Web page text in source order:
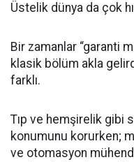
Üstelik dünya da çok
Bir zamanlar “garanti
klasik bölüm akla
farklı.
Tıp ve hemşirelik gibi
konumunu korurken;
ve otomasyon